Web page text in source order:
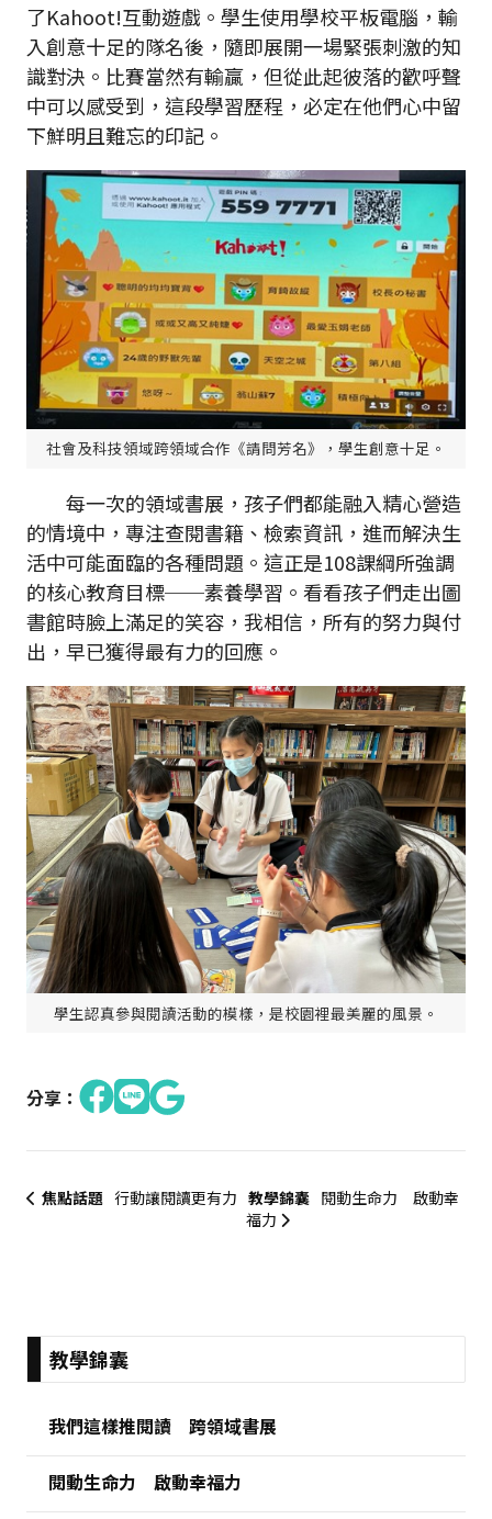
了Kahoot!互動遊戲。學生使用學校平板電腦，輸
入創意十足的隊名後，隨即展開一場緊張刺激的知
識對決。比賽當然有輸贏，但從此起彼落的歡呼聲
中可以感受到，這段學習歷程，必定在他們心中留
下鮮明且難忘的印記。
社會及科技領域跨領域合作《請問芳名》，學生創意十足。
每一次的領域書展，孩子們都能融入精心營造
的情境中，專注查閱書籍、檢索資訊，進而解決生
活中可能面臨的各種問題。這正是108課綱所強調
的核心教育目標──素養學習。看看孩子們走出圖
書館時臉上滿足的笑容，我相信，所有的努力與付
出，早已獲得最有力的回應。
學生認真參與閱讀活動的模樣，是校園裡最美麗的風景。
分享：
焦點話題 行動讓閱讀更有力 教學錦囊 閱動生命力 啟動幸
福力
:::教學錦囊
我們這樣推閱讀 跨領域書展
閱動生命力 啟動幸福力